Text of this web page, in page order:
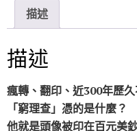
e
e
b
o
k
描述
描述
瘋轉、翻印、近300年歷久
「窮理查」憑的是什麼？
他就是頭像被印在百元美